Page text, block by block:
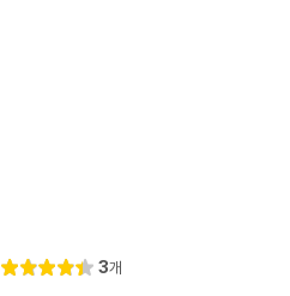
별
4.
리
3개